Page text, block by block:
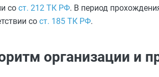
со ст. 212 ТК РФ. В период
со ст. 185 ТК РФ.
организации и